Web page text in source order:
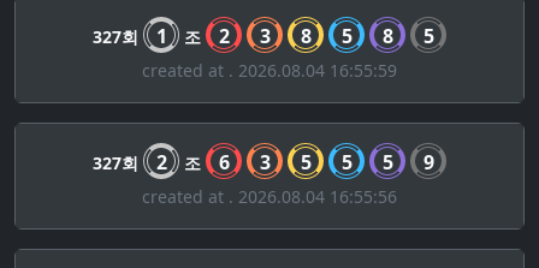
327회 1 조 2 3 8 5 8 5
created at . 2026.08.04 16:55:59
327회 2 조 6 3 5 5 5 9
created at . 2026.08.04 16:55:56